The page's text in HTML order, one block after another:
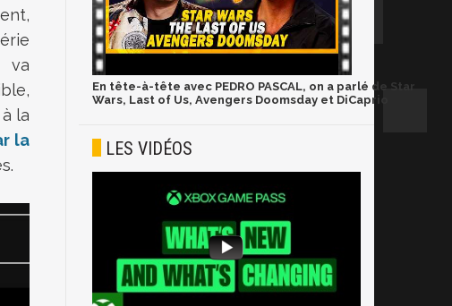
va
la
la
En tête-à-tête avec PEDRO PASCAL, on a parlé de Star
Wars, Last of Us, Avengers Doomsday et DiCaprio
LES VIDÉOS